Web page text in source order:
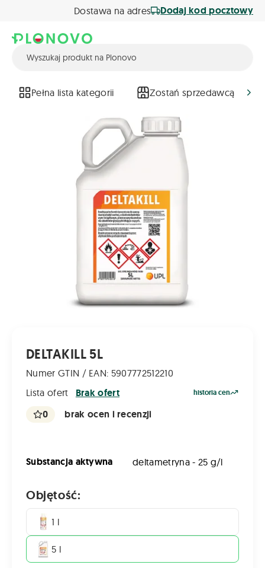
Dostawa na adres Dodaj kod pocztowy
Pełna lista kategorii Zostań sprzedawcą
DELTAKILL 5L
Numer GTIN / EAN: 5907772512210
Lista ofert
Brak ofert historia cen
0 brak ocen i recenzji
Substancja aktywna deltametryna - 25 g/l
Objętość:
1 l
5 l